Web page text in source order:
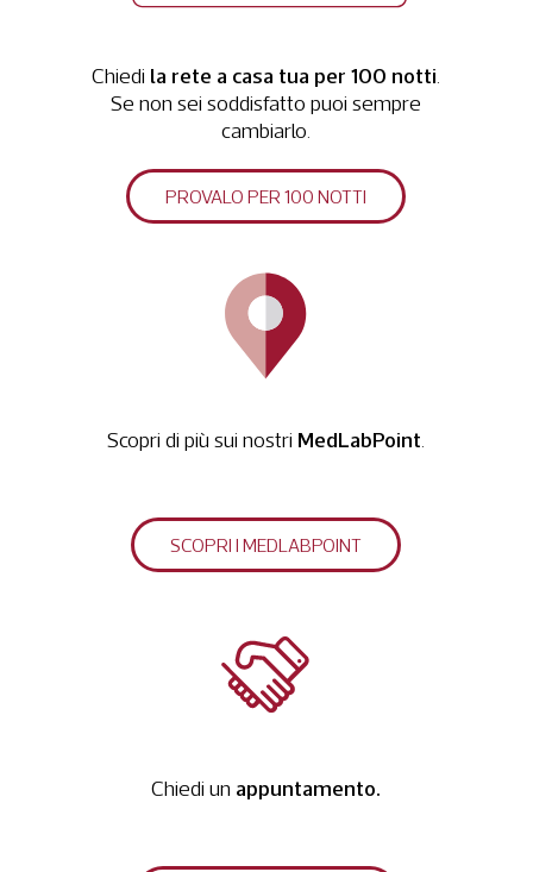
Chiedi la rete a casa tua per 100 notti.
Se non sei soddisfatto puoi sempre
cambiarlo.
PROVALO PER 100 NOTTI
Scopri di più sui nostri MedLabPoint.
SCOPRI I MEDLABPOINT
Chiedi un appuntamento.